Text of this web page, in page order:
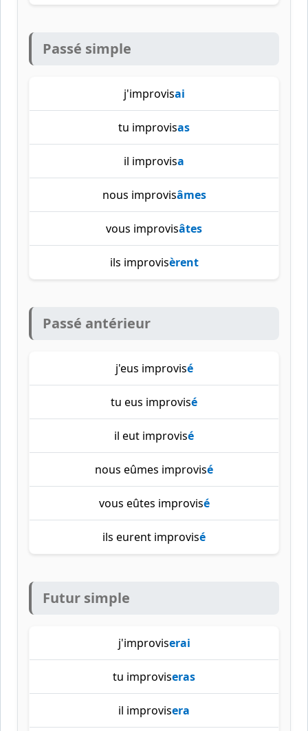
Passé simple
j'improvisai
tu improvisas
il improvisa
nous improvisâmes
vous improvisâtes
ils improvisèrent
Passé antérieur
j'eus improvisé
tu eus improvisé
il eut improvisé
nous eûmes improvisé
vous eûtes improvisé
ils eurent improvisé
Futur simple
j'improviserai
tu improviseras
il improvisera